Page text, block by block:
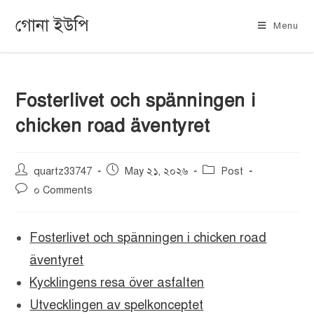
গোনা ইউপি Menu
Fosterlivet och spänningen i
chicken road äventyret
quartz33747 May ২১, ২০২৬
Post
০ Comments
Fosterlivet och spänningen i chicken road
äventyret
Kycklingens resa över asfalten
Utvecklingen av spelkonceptet